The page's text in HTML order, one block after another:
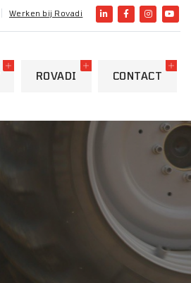
Werken bij Rovadi
ROVADI CONTACT